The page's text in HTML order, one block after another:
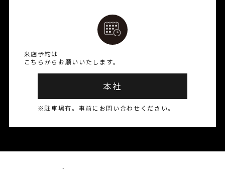
来店予約は
こちらからお願いいたします。
本社
※駐車場有。事前にお問い合わせください。